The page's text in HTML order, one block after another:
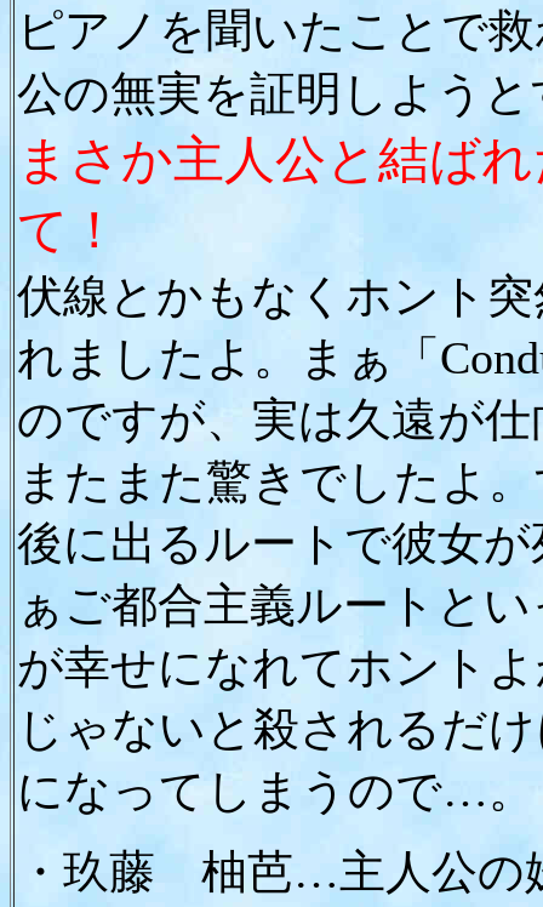
ピアノを聞いたことで
公の無実を証明しよう
まさか主人公と結ば
て！
伏線とかもなくホント
れましたよ。まぁ「
のですが、実は久遠が
またまた驚きでしたよ
後に出るルートで彼女
ぁご都合主義ルートと
が幸せになれてホント
じゃないと殺されるだ
になってしまうので…。
・玖藤 柚芭…主人公の